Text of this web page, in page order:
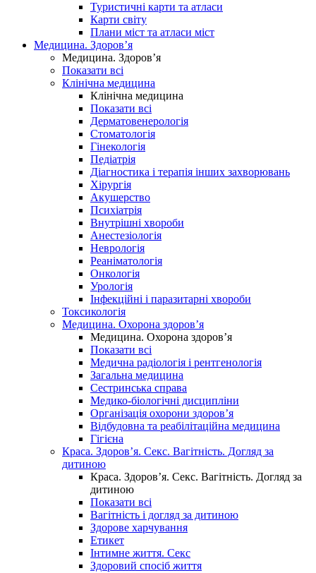
Туристичні карти та атласи
Карти світу
Плани міст та атласи міст
Медицина. Здоров’я
Медицина. Здоров’я
Показати всі
Клінічна медицина
Клінічна медицина
Показати всі
Дерматовенерологія
Стоматологія
Гінекологія
Педіатрія
Діагностика і терапія інших захворювань
Хірургія
Акушерство
Психіатрія
Внутрішні хвороби
Анестезіологія
Неврологія
Реаніматологія
Онкологія
Урологія
Інфекційні і паразитарні хвороби
Токсикологія
Медицина. Охорона здоров’я
Медицина. Охорона здоров’я
Показати всі
Медична радіологія і рентгенологія
Загальна медицина
Сестринська справа
Медико-біологічні дисципліни
Організація охорони здоров’я
Відбудовна та реабілітаційна медицина
Гігієна
Краса. Здоров’я. Секс. Вагітність. Догляд за
дитиною
Краса. Здоров’я. Секс. Вагітність. Догляд за
дитиною
Показати всі
Вагітність і догляд за дитиною
Здорове харчування
Етикет
Інтимне життя. Секс
Здоровий спосіб життя